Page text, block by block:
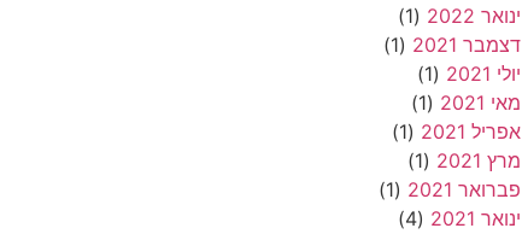
ינואר 2022
(1)
דצמבר 2021
(1)
יולי 2021
(1)
מאי 2021
(1)
אפריל 2021
(1)
מרץ 2021
(1)
פברואר 2021
(1)
ינואר 2021
(4)